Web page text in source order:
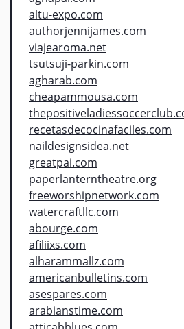
altu-expo.com
authorjennijames.com
viajearoma.net
tsutsuji-parkin.com
agharab.com
cheapammousa.com
recetasdecocinafaciles.com
naildesignsidea.net
greatpai.com
paperlanterntheatre.org
freeworshipnetwork.com
watercraftllc.com
abourge.com
afiliixs.com
alharammallz.com
americanbulletins.com
asespares.com
arabianstime.com